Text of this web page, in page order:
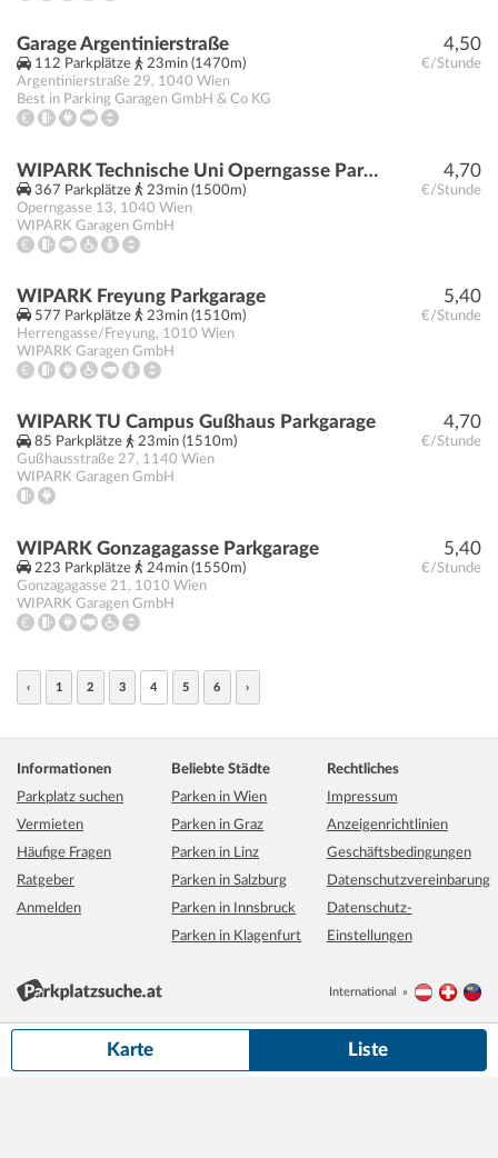
4,50
€/Stunde
Garage Argentinierstraße
112 Parkplätze
23min (1470m)
Argentinierstraße 29, 1040 Wien
Best in Parking Garagen GmbH & Co KG
4,70
€/Stunde
WIPARK Technische Uni Operngasse Parkgarage
367 Parkplätze
23min (1500m)
Operngasse 13, 1040 Wien
WIPARK Garagen GmbH
5,40
€/Stunde
WIPARK Freyung Parkgarage
577 Parkplätze
23min (1510m)
Herrengasse/Freyung, 1010 Wien
WIPARK Garagen GmbH
4,70
€/Stunde
WIPARK TU Campus Gußhaus Parkgarage
85 Parkplätze
23min (1510m)
Gußhausstraße 27, 1140 Wien
WIPARK Garagen GmbH
5,40
€/Stunde
WIPARK Gonzagagasse Parkgarage
223 Parkplätze
24min (1550m)
Gonzagagasse 21, 1010 Wien
WIPARK Garagen GmbH
‹ 1 2 3 4 5 6 ›
Informationen
Parkplatz suchen
Vermieten
Häufige Fragen
Ratgeber
Anmelden
Beliebte Städte
Parken in Wien
Parken in Graz
Parken in Linz
Parken in Salzburg
Parken in Innsbruck
Parken in Klagenfurt
Rechtliches
Impressum
Anzeigenrichtlinien
Geschäftsbedingungen
Datenschutzvereinbarung
Datenschutz-
Einstellungen
International Österreich
Karte Liste